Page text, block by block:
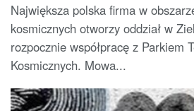
Największa polska firma w
kosmicznych otworzy oddział w
rozpocznie współpracę z Parkiem
Kosmicznych. Mowa...